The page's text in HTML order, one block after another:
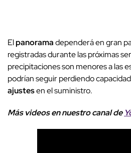
Elpanoramadependerá en gran
registradas durante las próximas
precipitaciones son menores a las
podrían seguir perdiendo
ajustesen el suministro.
Más videosen nuestro canal de